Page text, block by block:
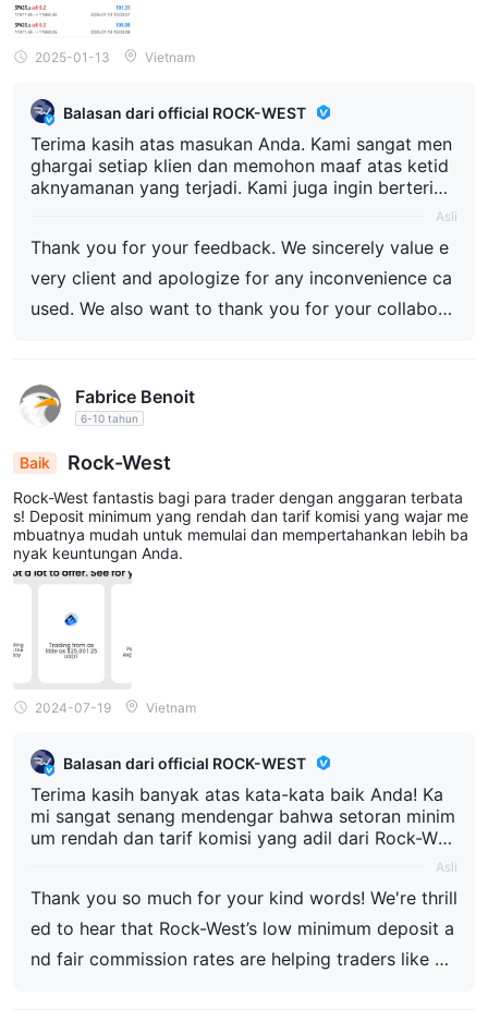
2025-01-13 Vietnam
Balasan dari official ROCK-WEST
Terima kasih atas masukan Anda. Kami sangat men
ghargai setiap klien dan memohon maaf atas ketid
aknyamanan yang terjadi. Kami juga ingin berterim
a kasih atas kerja sama Anda dalam menyelesaikan
yang langgeng dan sukses.
Asli
Thank you for your feedback. We sincerely value e
very client and apologize for any inconvenience ca
used. We also want to thank you for your collabora
Fabrice Benoit
6-10 tahun
Baik Rock-West
Rock-West fantastis bagi para trader dengan anggaran terbata
s! Deposit minimum yang rendah dan tarif komisi yang wajar me
mbuatnya mudah untuk memulai dan mempertahankan lebih ba
nyak keuntungan Anda.
2024-07-19 Vietnam
Balasan dari official ROCK-WEST
Terima kasih banyak atas kata-kata baik Anda! Ka
mi sangat senang mendengar bahwa setoran minim
um rendah dan tarif komisi yang adil dari Rock-Wes
t membantu trader seperti Anda untuk memulai. Du
rharap dapat terus memberikan pengalaman tradin
g terbaik untuk Anda.
Asli
Thank you so much for your kind words! We're thrill
ed to hear that Rock-West’s low minimum deposit a
nd fair commission rates are helping traders like yo